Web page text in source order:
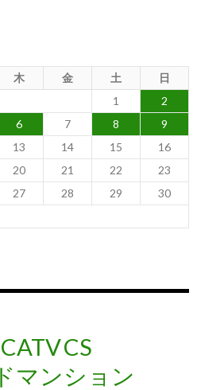
木 金 土
日
1
2
6 7 8
9
13 14 15
16
20 21 22
23
27 28 29
30
CATVCS
マンション